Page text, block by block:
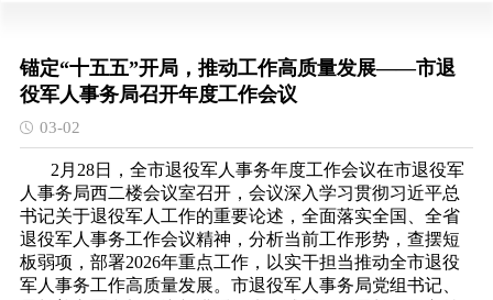
锚定“十五五”开局，推动工作高质量发展——市退
役军人事务局召开年度工作会议
03-02
2月28日，全市退役军人事务年度工作会议在市退役军
人事务局西二楼会议室召开，会议深入学习贯彻习近平总
书记关于退役军人工作的重要论述，全面落实全国、全省
退役军人事务工作会议精神，分析当前工作形势，查摆短
板弱项，部署2026年重点工作，以实干担当推动全市退役
军人事务工作高质量发展。市退役军人事务局党组书记、